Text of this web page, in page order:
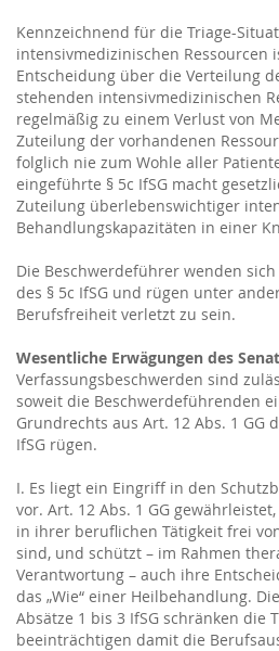
Kennzeichnend für die Triage-
intensivmedizinischen Ressourcen
Entscheidung über die Verteilung
stehenden intensivmedizinischen
regelmäßig zu einem Verlust von
Zuteilung der vorhandenen
folglich nie zum Wohle aller
eingeführte § 5c IfSG macht
Zuteilung überlebenswichtiger
Behandlungskapazitäten in einer
Die Beschwerdeführer wenden
des § 5c IfSG und rügen unter
Berufsfreiheit verletzt zu sein.
Wesentliche Erwägungen des
Verfassungsbeschwerden sind
soweit die Beschwerdeführenden
Grundrechts aus Art. 12 Abs. 1 GG
IfSG rügen.
I. Es liegt ein Eingriff in den
vor. Art. 12 Abs. 1 GG
in ihrer beruflichen Tätigkeit frei
sind, und schützt – im Rahmen
Verantwortung – auch ihre
das „Wie“ einer Heilbehandlung.
Absätze 1 bis 3 IfSG schränken die
beeinträchtigen damit die